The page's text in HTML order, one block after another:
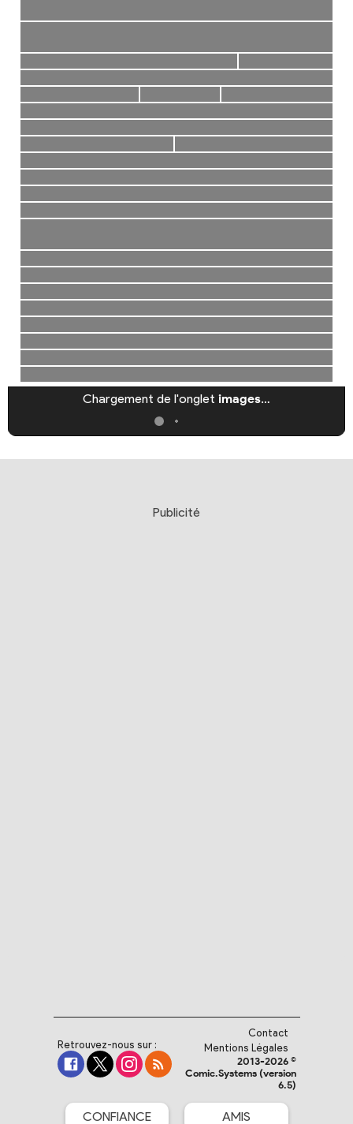
Chargement de l'onglet images…
Publicité
Retrouvez-nous sur :
Contact
Mentions Légales
2013-2026 ©
Comic.Systems (version
6.5)
CONFIANCE AMIS